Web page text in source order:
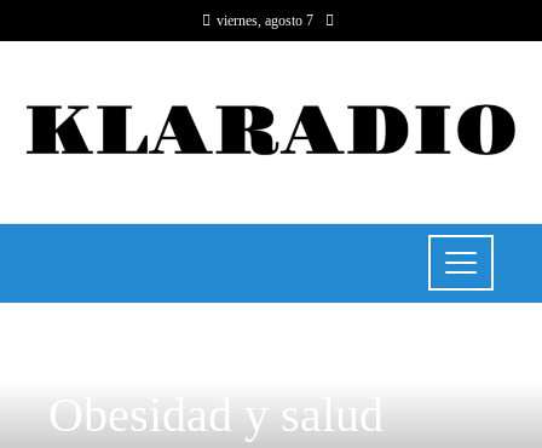
viernes, agosto 7
Obesidad y salud